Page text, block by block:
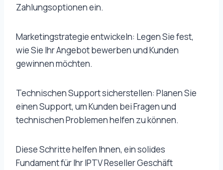
Zahlungsoptionen ein.
Marketingstrategie entwickeln: Legen Sie fest,
wie Sie Ihr Angebot bewerben und Kunden
gewinnen möchten.
Technischen Support sicherstellen: Planen Sie
einen Support, um Kunden bei Fragen und
technischen Problemen helfen zu können.
Diese Schritte helfen Ihnen, ein solides
Fundament für Ihr IPTV Reseller Geschäft